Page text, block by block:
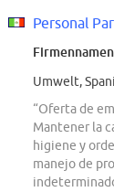
Personal
Umwelt,
“Oferta de
Mantener la
higiene y
manejo de